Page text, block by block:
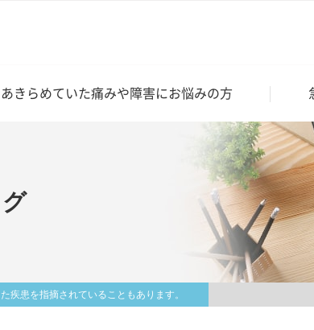
あきらめていた痛みや障害にお悩みの方
疾患を指摘されていることもあります。